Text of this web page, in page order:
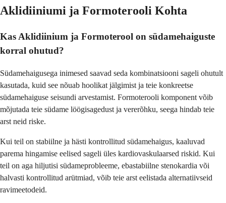
Aklidiiniumi ja Formoterooli Kohta
Kas Aklidiinium ja Formoterool on südamehaiguste
korral ohutud?
Südamehaigusega inimesed saavad seda kombinatsiooni sageli ohutult
kasutada, kuid see nõuab hoolikat jälgimist ja teie konkreetse
südamehaiguse seisundi arvestamist. Formoterooli komponent võib
mõjutada teie südame löögisagedust ja vererõhku, seega hindab teie
arst neid riske.
Kui teil on stabiilne ja hästi kontrollitud südamehaigus, kaaluvad
parema hingamise eelised sageli üles kardiovaskulaarsed riskid. Kui
teil on aga hiljutisi südameprobleeme, ebastabiilne stenokardia või
halvasti kontrollitud arütmiad, võib teie arst eelistada alternatiivseid
ravimeetodeid.